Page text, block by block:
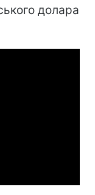
долара